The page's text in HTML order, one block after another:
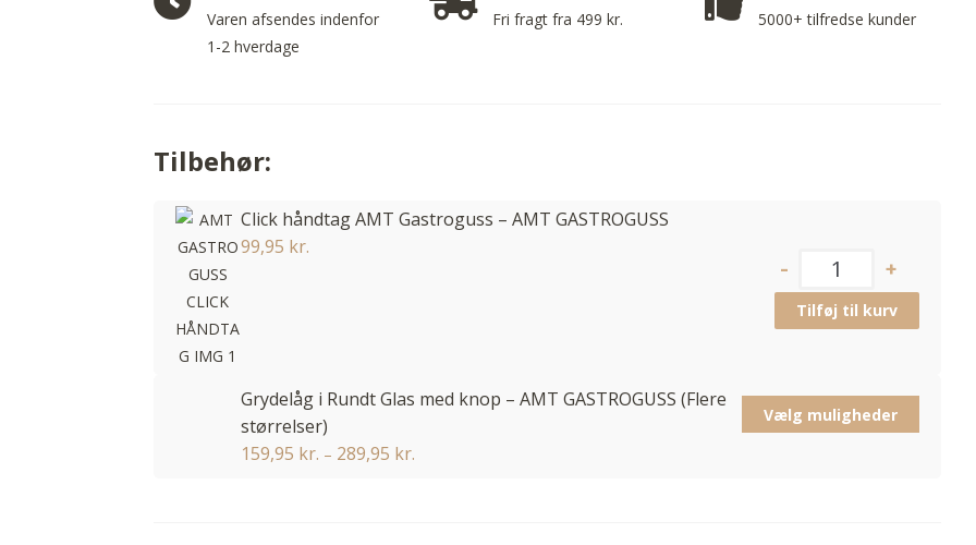
Varen afsendes indenfor
1-2 hverdage
Fri fragt fra 499 kr. 5000+ tilfredse kunder
Tilbehør:
Click håndtag AMT Gastroguss – AMT GASTROGUSS
99,95 kr.
Tilføj til kurv
Grydelåg i Rundt Glas med knop – AMT GASTROGUSS (Flere
størrelser)
159,95 kr. – 289,95 kr.
Vælg muligheder